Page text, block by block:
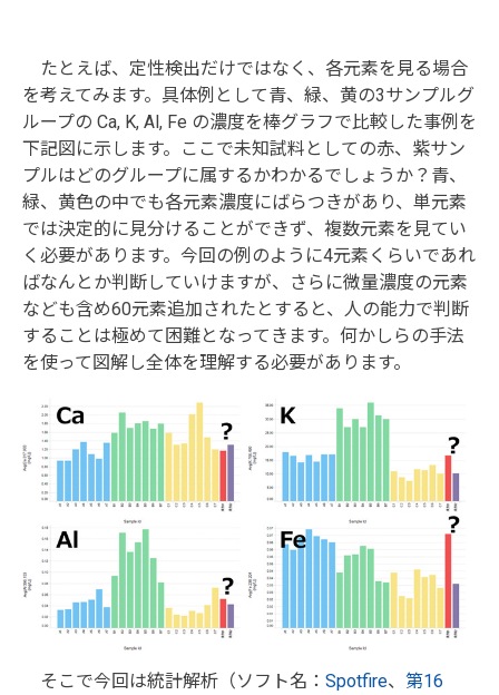
たとえば、定性検出だけではなく、各元素を見る場合
を考えてみます。具体例として青、緑、黄の3サンプルグ
ループの Ca, K, Al, Fe の濃度を棒グラフで比較した事例を
下記図に示します。ここで未知試料としての赤、紫サン
プルはどのグループに属するかわかるでしょうか？青、
緑、黄色の中でも各元素濃度にばらつきがあり、単元素
では決定的に見分けることができず、複数元素を見てい
く必要があります。今回の例のように4元素くらいであれ
ばなんとか判断していけますが、さらに微量濃度の元素
なども含め60元素追加されたとすると、人の能力で判断
することは極めて困難となってきます。何かしらの手法
を使って図解し全体を理解する必要があります。
そこで今回は統計解析（ソフト名： Spotfire、 第16